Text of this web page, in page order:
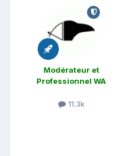
Modérateur et
Professionnel WA
11.3k